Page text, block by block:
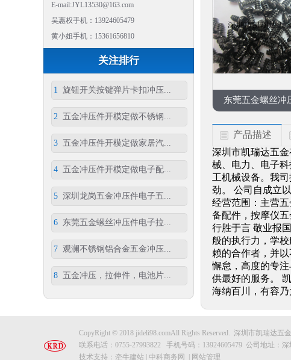
E-mail:JYL13530@163.com
吴惠权手机：13924605479
黄小姐手机：15361656810
关注排行
1 旋钮开关按键弹片卡扣冲压...
2 五金冲压件开模定做不锈钢...
3 五金冲压件开模定做家居汽...
4 五金冲压件开模定做电子配...
5 深圳龙岗五金冲压件电子五...
6 东莞五金螺丝冲压件电子拉...
7 观澜不锈钢铝合金五金冲压...
8 五金冲压，拉伸件，电池片...
东莞五金螺丝冲
产品描述
深圳市凯瑞达五
械、电力、电子
工机械设备。我
劲。 公司自成立
经营范围：主营
备配件，按摩仪
行胜于言 敬业报
般的执行力，学
赖的合作者，并
懈怠，高度的专
供最好的服务。
海纳百川，有容
CopyRight © 2018 jideli98.comAll Rights Reserved. 深圳市凯瑞达五
联系电话：0755-27993822 手机号码：13924605479 公司地址：
技术支持： 牵牛建站 中科商务网 网站管理